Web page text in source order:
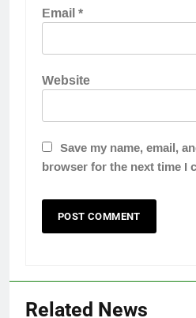
Email*
Website
Save my name, email,
browser for the next time I
Related News